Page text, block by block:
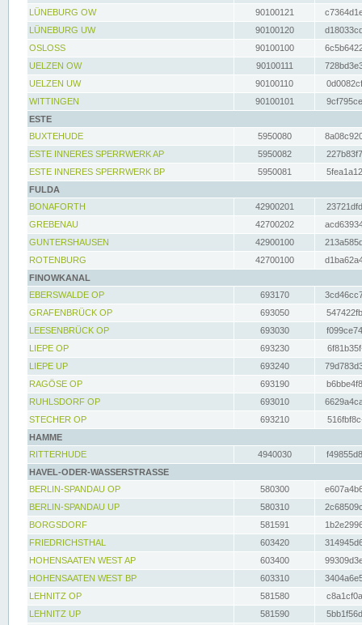
LÜNEBURG OW
90100121
LÜNEBURG UW
90100120
OSLOSS
90100100
UELZEN OW
90100111
UELZEN UW
90100110
WITTINGEN
90100101
ESTE
BUXTEHUDE
5950080
ESTE INNERES SPERRWERK AP
5950082
ESTE INNERES SPERRWERK BP
5950081
FULDA
BONAFORTH
42900201
GREBENAU
42700202
GUNTERSHAUSEN
42900100
ROTENBURG
42700100
FINOWKANAL
EBERSWALDE OP
693170
GRAFENBRÜCK OP
693050
LEESENBRÜCK OP
693030
LIEPE OP
693230
LIEPE UP
693240
RAGÖSE OP
693190
RUHLSDORF OP
693010
STECHER OP
693210
HAMME
RITTERHUDE
4940030
HAVEL-ODER-WASSERSTRASSE
BERLIN-SPANDAU OP
580300
BERLIN-SPANDAU UP
580310
BORGSDORF
581591
FRIEDRICHSTHAL
603420
HOHENSAATEN WEST AP
603400
HOHENSAATEN WEST BP
603310
LEHNITZ OP
581580
LEHNITZ UP
581590